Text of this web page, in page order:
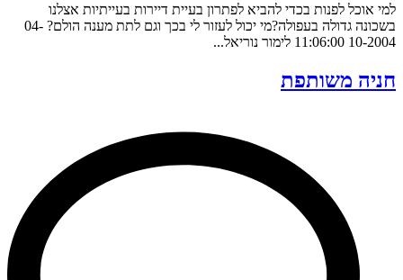
למי אוכל לפנות בכדי להביא לפתרון בעיית דיירות בעייתיות אצלנו
בשכונה גדולה בעפולה?מי יכול לעזור לי בכך וגם לתת מענה הולם? 04-
10-2004 11:06:00 לימור נוריאל...
חניה משותפת